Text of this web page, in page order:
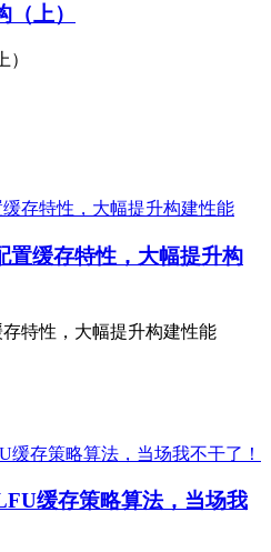
上）
置缓存特性，大幅提升构
特性，大幅提升构建性能
缓存策略算法，当场我